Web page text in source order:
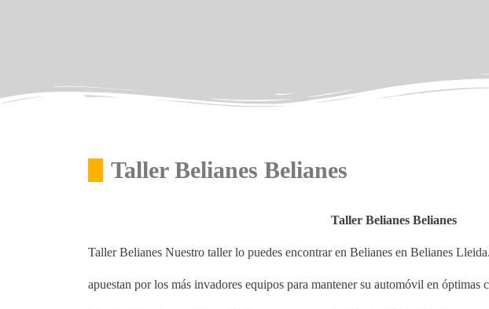
Taller Belianes Belianes
Taller Belianes Belianes
Taller Belianes Nuestro taller lo puedes encontrar en Belianes en Belianes Lleida.
apuestan por los más invadores equipos para mantener su automóvil en